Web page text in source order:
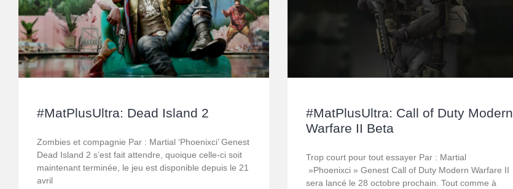
#MatPlusUltra: Dead Island 2
Zombies et compagnie Par : Martial ‘Phoenixci’ Genest
Dead Island 2 s’est fait attendre, quoique celle-ci soit
maintenant terminée, le jeu est disponible depuis le 21
avril
#MatPlusUltra: Call of Duty Modern
Warfare II Beta
Trop court pour tout essayer Par : Martial
»Phoenixci » Genest Call of Duty Modern Warfare II
sera lancé le 28 octobre prochain. Tout comme à